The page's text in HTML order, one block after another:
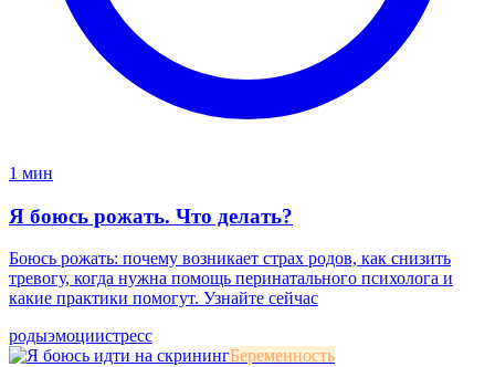
1 мин
Я боюсь рожать. Что делать?
Боюсь рожать: почему возникает страх родов, как снизить
тревогу, когда нужна помощь перинатального психолога и
какие практики помогут. Узнайте сейчас
родыэмоциистресс
Беременность